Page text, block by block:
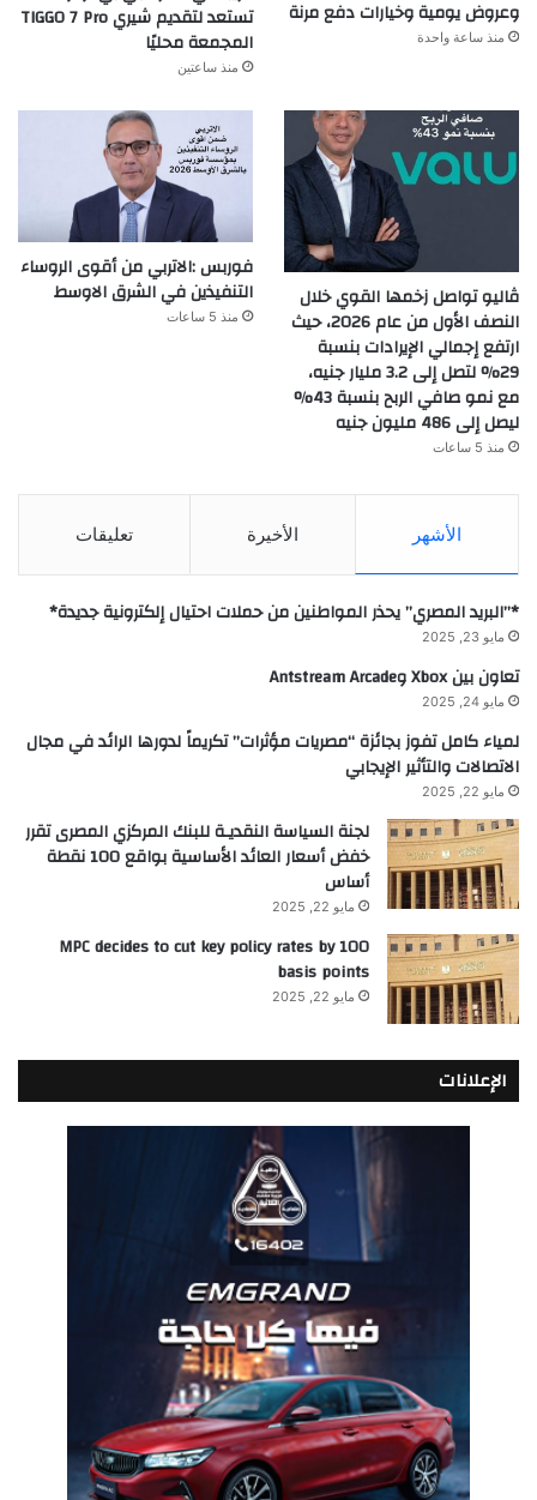
وعروض يومية وخيارات دفع مرنة
منذ ساعة واحدة
تستعد لتقديم شيري TIGGO 7 Pro
المجمعة محليًا
منذ ساعتين
ڤاليو تواصل زخمها القوي خلال
النصف الأول من عام 2026، حيث
ارتفع إجمالي الإيرادات بنسبة
29% لتصل إلى 3.2 مليار جنيه،
مع نمو صافي الربح بنسبة 43%
ليصل إلى 486 مليون جنيه
منذ 5 ساعات
فوربس :الاتربي من أقوى الروساء
التنفيذين في الشرق الاوسط
منذ 5 ساعات
الأشهر الأخيرة تعليقات
*”البريد المصري” يحذر المواطنين من حملات احتيال إلكترونية جديدة*
مايو 23, 2025
تعاون بين Xbox وAntstream Arcade
مايو 24, 2025
لمياء كامل تفوز بجائزة “مصريات مؤثرات” تكريماً لدورها الرائد في مجال
الاتصالات والتأثير الإيجابي
مايو 22, 2025
لجنة السياسة النقديـة للبنك المركزي المصرى تقرر
خفض أسعار العائد الأساسية بواقع 100 نقطة
أساس
مايو 22, 2025
MPC decides to cut key policy rates by 100
basis points
مايو 22, 2025
الإعلانات